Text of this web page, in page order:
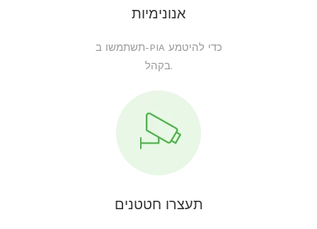
אנונימיות
תשתמשו ב-PIA כדי להיטמע
בקהל.
תעצרו חטטנים